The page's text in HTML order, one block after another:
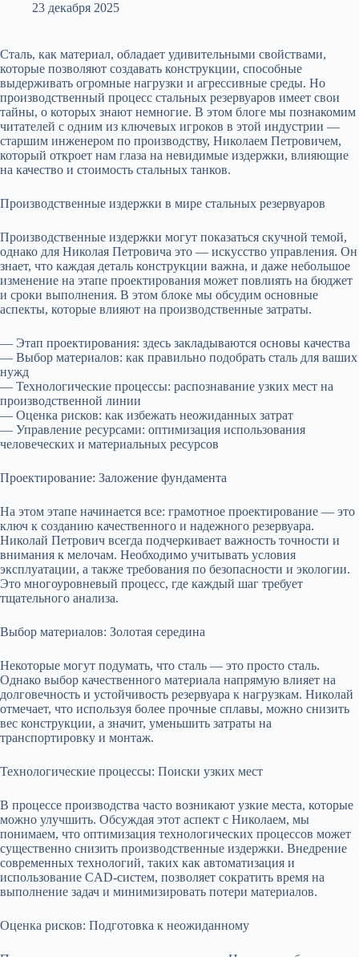
23 декабря 2025
Сталь, как материал, обладает удивительными свойствами,
которые позволяют создавать конструкции, способные
выдерживать огромные нагрузки и агрессивные среды. Но
производственный процесс стальных резервуаров имеет свои
тайны, о которых знают немногие. В этом блоге мы познакомим
читателей с одним из ключевых игроков в этой индустрии —
старшим инженером по производству, Николаем Петровичем,
который откроет нам глаза на невидимые издержки, влияющие
на качество и стоимость стальных танков.
Производственные издержки в мире стальных резервуаров
Производственные издержки могут показаться скучной темой,
однако для Николая Петровича это — искусство управления. Он
знает, что каждая деталь конструкции важна, и даже небольшое
изменение на этапе проектирования может повлиять на бюджет
и сроки выполнения. В этом блоке мы обсудим основные
аспекты, которые влияют на производственные затраты.
— Этап проектирования: здесь закладываются основы качества
— Выбор материалов: как правильно подобрать сталь для ваших
нужд
— Технологические процессы: распознавание узких мест на
производственной линии
— Оценка рисков: как избежать неожиданных затрат
— Управление ресурсами: оптимизация использования
человеческих и материальных ресурсов
Проектирование: Заложение фундамента
На этом этапе начинается все: грамотное проектирование — это
ключ к созданию качественного и надежного резервуара.
Николай Петрович всегда подчеркивает важность точности и
внимания к мелочам. Необходимо учитывать условия
эксплуатации, а также требования по безопасности и экологии.
Это многоуровневый процесс, где каждый шаг требует
тщательного анализа.
Выбор материалов: Золотая середина
Некоторые могут подумать, что сталь — это просто сталь.
Однако выбор качественного материала напрямую влияет на
долговечность и устойчивость резервуара к нагрузкам. Николай
отмечает, что используя более прочные сплавы, можно снизить
вес конструкции, а значит, уменьшить затраты на
транспортировку и монтаж.
Технологические процессы: Поиски узких мест
В процессе производства часто возникают узкие места, которые
можно улучшить. Обсуждая этот аспект с Николаем, мы
понимаем, что оптимизация технологических процессов может
существенно снизить производственные издержки. Внедрение
современных технологий, таких как автоматизация и
использование CAD-систем, позволяет сократить время на
выполнение задач и минимизировать потери материалов.
Оценка рисков: Подготовка к неожиданному